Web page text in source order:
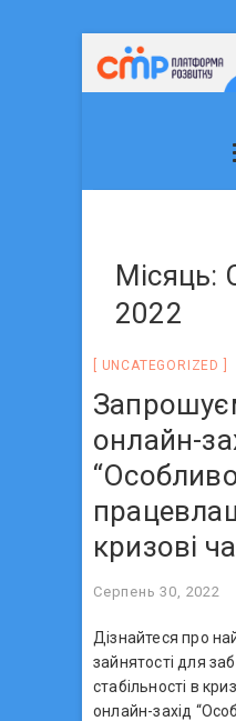
Місяць:
2022
UNCATEGORIZED
онлайн-
кризові
Серпень 30, 2022
Дізнайтеся про
зайнятості для
стабільності в
онлайн-захід